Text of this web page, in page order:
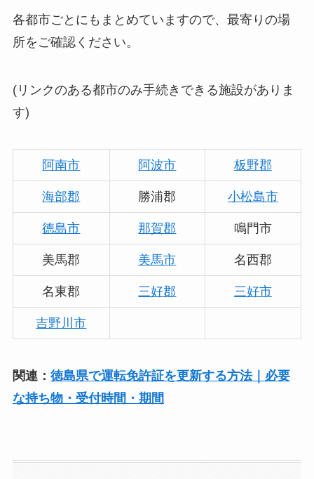
各都市ごとにもまとめていますので、最寄りの場
所をご確認ください。
(リンクのある都市のみ手続きできる施設がありま
す)
阿南市 阿波市 板野郡
海部郡 勝浦郡 小松島市
徳島市 那賀郡 鳴門市
美馬郡 美馬市 名西郡
名東郡 三好郡 三好市
吉野川市
関連： 徳島県で運転免許証を更新する方法｜必要
な持ち物・受付時間・期間